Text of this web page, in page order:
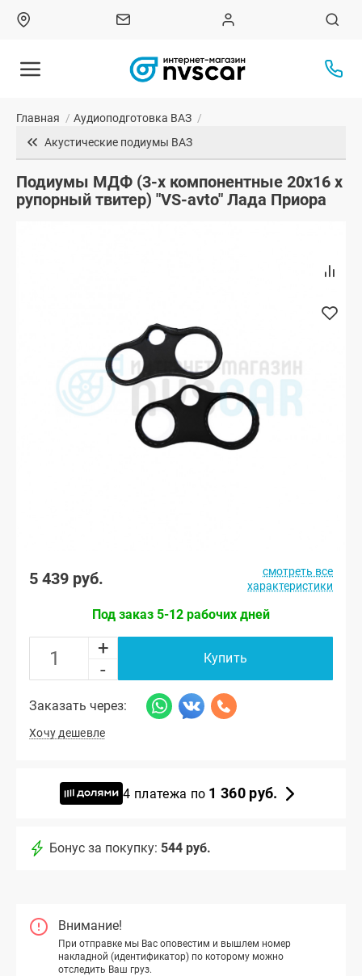
Главная / Аудиоподготовка ВАЗ /
Акустические подиумы ВАЗ
Подиумы МДФ (3-х компонентные 20x16 x
рупорный твитер) "VS-avto" Лада Приора
5 439 руб.
смотреть все
характеристики
Под заказ 5-12 рабочих дней
+
-
Купить
Заказать через:
Хочу дешевле
4 платежа по 1 360 руб.
Бонус за покупку: 544 руб.
Внимание!
При отправке мы Вас оповестим и вышлем номер
накладной (идентификатор) по которому можно
отследить Ваш груз.